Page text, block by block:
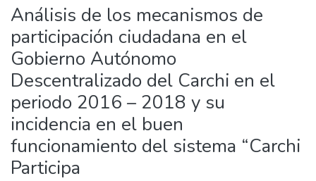
Estadísticas Externas
Manuales
Análisis de los mecanismos de
participación ciudadana en el
Gobierno Autónomo
Descentralizado del Carchi en el
periodo 2016 – 2018 y su
incidencia en el buen
funcionamiento del sistema “Carchi
Participa